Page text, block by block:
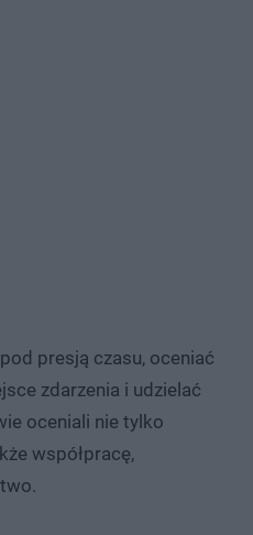
presją czasu, oceniać
zdarzenia i udzielać
oceniali nie tylko
współpracę,